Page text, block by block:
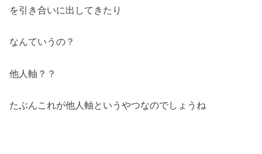
を引き合いに出してきたり
なんていうの？
他人軸？？
たぶんこれが他人軸というやつなのでしょうね